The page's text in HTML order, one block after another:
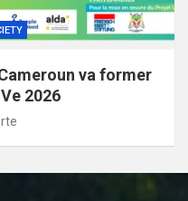
va former
2026